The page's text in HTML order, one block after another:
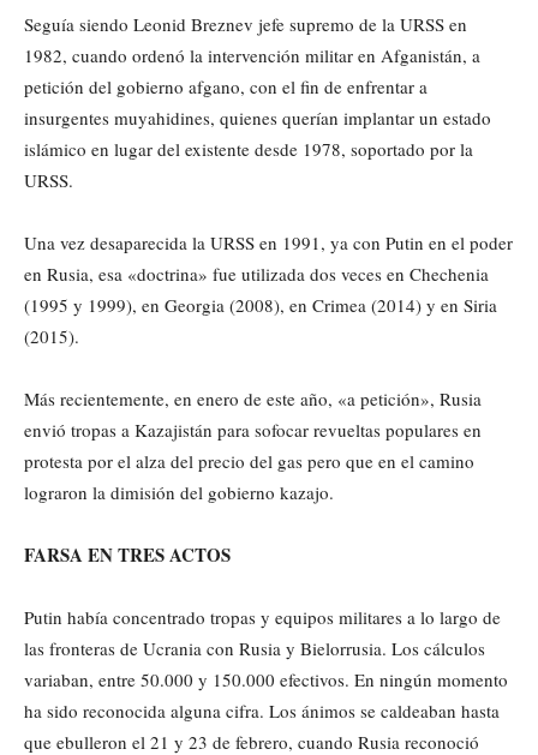
Seguía siendo Leonid Breznev jefe supremo de la URSS en
1982, cuando ordenó la intervención militar en Afganistán, a
petición del gobierno afgano, con el fin de enfrentar a
insurgentes muyahidines, quienes querían implantar un estado
islámico en lugar del existente desde 1978, soportado por la
URSS.
Una vez desaparecida la URSS en 1991, ya con Putin en el poder
en Rusia, esa «doctrina» fue utilizada dos veces en Chechenia
(1995 y 1999), en Georgia (2008), en Crimea (2014) y en Siria
(2015).
Más recientemente, en enero de este año, «a petición», Rusia
envió tropas a Kazajistán para sofocar revueltas populares en
protesta por el alza del precio del gas pero que en el camino
lograron la dimisión del gobierno kazajo.
FARSA EN TRES ACTOS
Putin había concentrado tropas y equipos militares a lo largo de
las fronteras de Ucrania con Rusia y Bielorrusia. Los cálculos
variaban, entre 50.000 y 150.000 efectivos. En ningún momento
ha sido reconocida alguna cifra. Los ánimos se caldeaban hasta
que ebulleron el 21 y 23 de febrero, cuando Rusia reconoció